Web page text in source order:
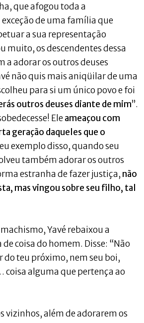
que afogou toda a
de uma família que
a sua representação
muito, os descendentes dessa
a adorar os outros deuses
não quis mais aniqüilar de uma
para si um único povo e foi
outros deuses diante de mim”.
Eleameaçou com
geração daqueles que o
exemplo disso, quando seu
também adorar os outros
estranha de fazer justiça, não
mas vingou sobre seu filho, tal
Yavé rebaixou a
coisa do homem. Disse: “Não
do teu próximo, nem seu boi,
coisa alguma que pertença ao
vizinhos, além de adorarem os